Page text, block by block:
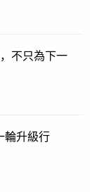
不只為下一
輪升級行